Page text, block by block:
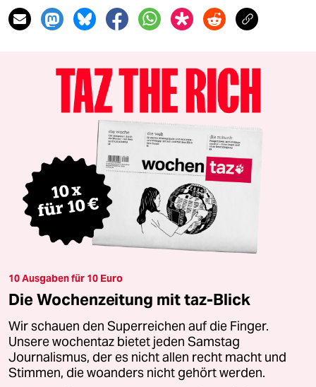
10 Ausgaben für 10 Euro
Die Wochenzeitung mit taz-Blick
Wir schauen den Superreichen auf die Finger.
Unsere wochentaz bietet jeden Samstag
Journalismus, der es nicht allen recht macht und
Stimmen, die woanders nicht gehört werden.